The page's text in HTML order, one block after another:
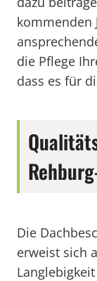
kommenden
die Pflege
dass es für
Die
erweist sich